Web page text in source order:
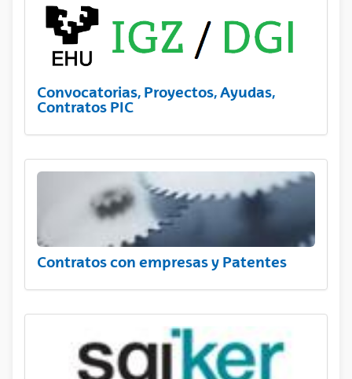
Convocatorias, Proyectos, Ayudas,
Contratos PIC
Contratos con empresas y Patentes